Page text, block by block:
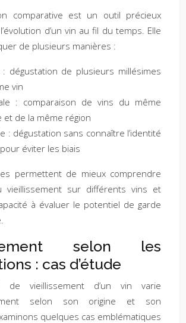
comparative est un outil précieux
d’un vin au fil du temps. Elle
de plusieurs manières :
: dégustation de plusieurs millésimes
vin
: comparaison de vins du même
et de la même région
: dégustation sans connaître l’identité
éviter les biais
permettent de mieux comprendre
vieillissement sur différents vins et
à évaluer le potentiel de garde
selon les
: cas d’étude
de vieillissement d’un vin varie
selon son origine et son
quelques cas emblématiques